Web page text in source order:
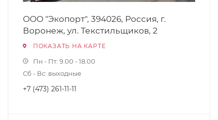
ООО "Экопорт", 394026, Россия, г.
Воронеж, ул. Текстильщиков, 2
ПОКАЗАТЬ НА КАРТЕ
Пн - Пт: 9.00 - 18.00
Сб - Вс: выходные
+7 (473) 261-11-11